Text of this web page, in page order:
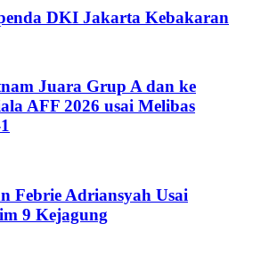
DKI Jakarta Kebakaran
Juara Grup A dan ke
AFF 2026 usai Melibas
Febrie Adriansyah Usai
9 Kejagung